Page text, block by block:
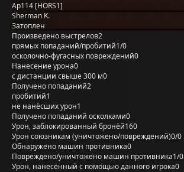
Ap114 [HORS1]
Sherman K.
Затоплен
Произведено выстрелов2
прямых попаданий/пробитий1/0
осколочно-фугасных повреждений0
Нанесение урона0
с дистанции свыше 300 м0
Получено попаданий2
пробитий1
не нанёсших урон1
Получено попаданий осколками0
Урон, заблокированный бронёй160
Урон союзникам (уничтожено/повреждений)0/0
Обнаружено машин противника0
Повреждено/уничтожено машин противника1/0
Урон, нанесённый с помощью данного игрока0